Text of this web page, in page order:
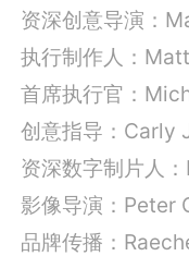
资深创意导演：
执行制作人：
首席执行官：
创意指导：Carly
资深数字制片人
影像导演：Peter
品牌传播：